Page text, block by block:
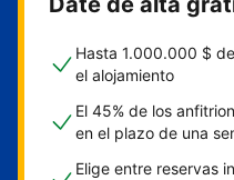
Hasta 1.000.000 $
el alojamiento
El 45% de los
en el plazo de una
Elige entre reservas